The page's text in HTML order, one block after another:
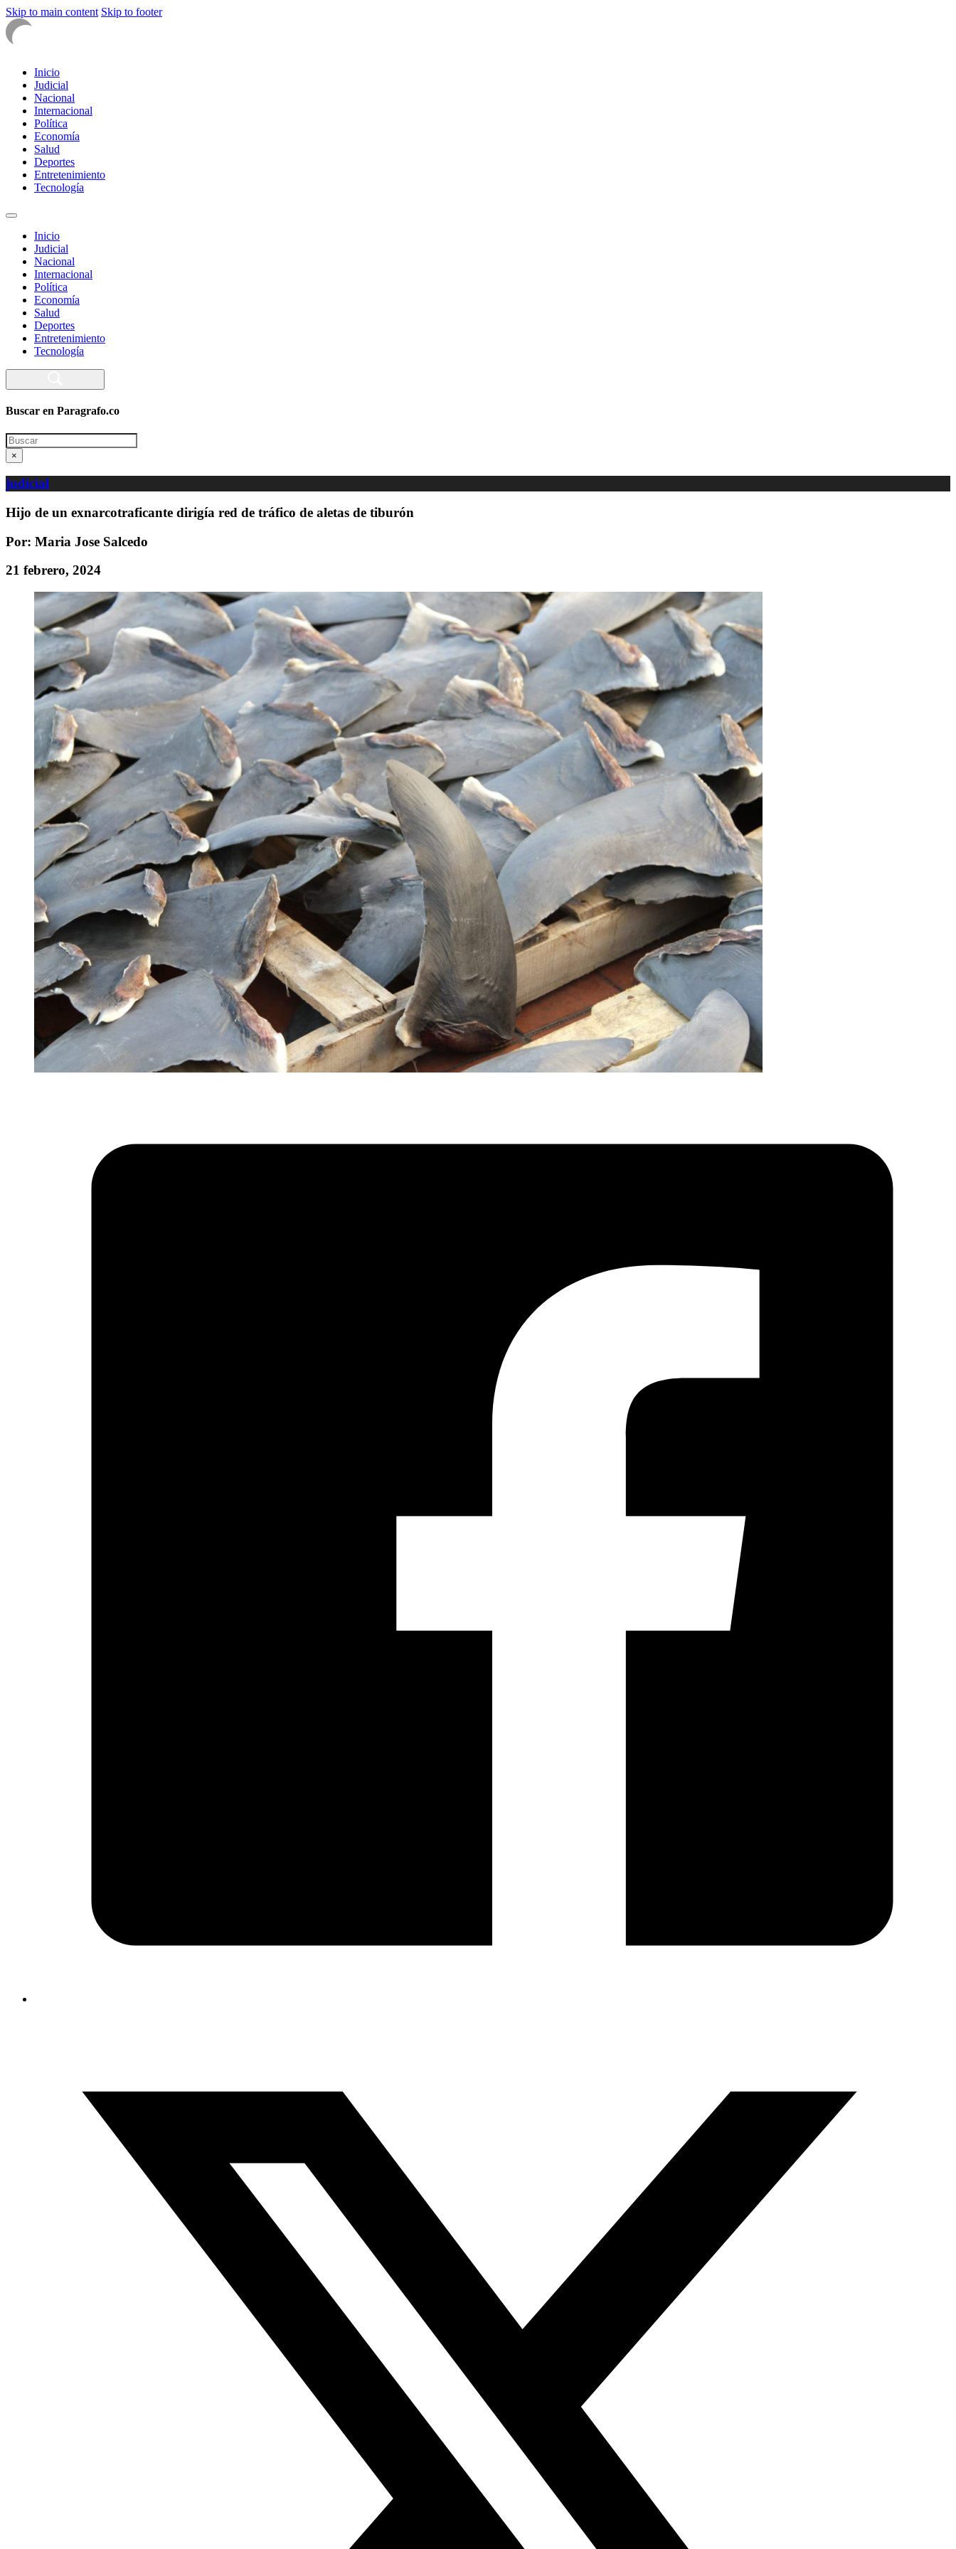
Skip to main content Skip to footer
Inicio
Judicial
Nacional
Internacional
Política
Economía
Salud
Deportes
Entretenimiento
Tecnología
Inicio
Judicial
Nacional
Internacional
Política
Economía
Salud
Deportes
Entretenimiento
Tecnología
Buscar en Paragrafo.co
Search
×
judicial
Hijo de un exnarcotraficante dirigía red de tráfico de aletas de tiburón
Por: Maria Jose Salcedo
21 febrero, 2024